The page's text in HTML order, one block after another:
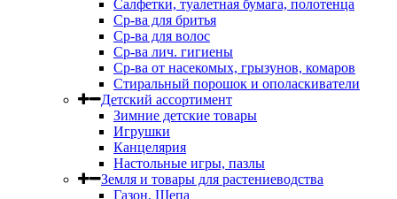
Салфетки, туалетная бумага, полотенца
Ср-ва для бритья
Ср-ва для волос
Ср-ва лич. гигиены
Ср-ва от насекомых, грызунов, комаров
Стиральный порошок и ополаскиватели
Детский ассортимент
Зимние детские товары
Игрушки
Канцелярия
Настольные игры, пазлы
Земля и товары для растениеводства
Газон. Щепа